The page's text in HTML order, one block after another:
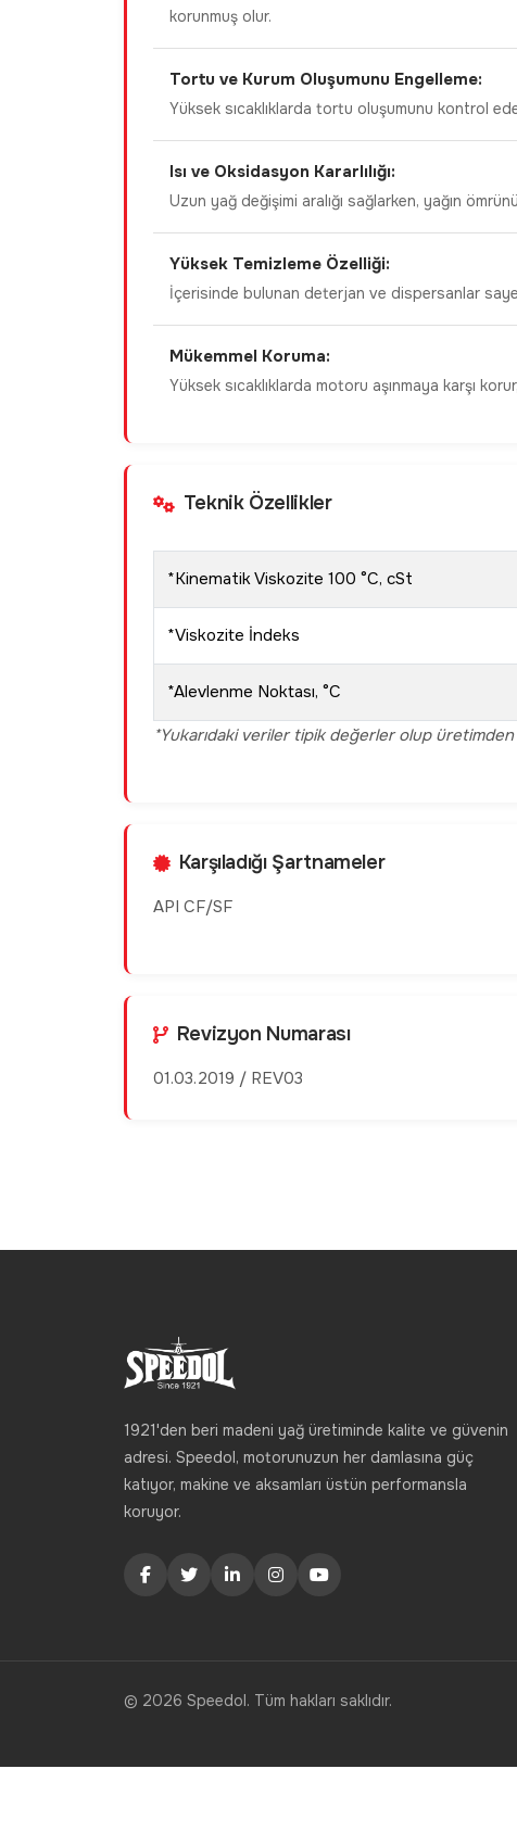
korunmuş olur.
Tortu ve Kurum Oluşumunu Engelleme:
Yüksek sıcaklıklarda tortu oluşumunu kontrol
Isı ve Oksidasyon Kararlılığı:
Uzun yağ değişimi aralığı sağlarken, yağın
Yüksek Temizleme Özelliği:
İçerisinde bulunan deterjan ve dispersanlar
Mükemmel Koruma:
Yüksek sıcaklıklarda motoru aşınmaya karşı
Teknik Özellikler
*Kinematik Viskozite 100 °C, cSt
*Viskozite İndeks
*Alevlenme Noktası, °C
*Yukarıdaki veriler tipik değerler olup
Karşıladığı Şartnameler
API CF/SF
Revizyon Numarası
01.03.2019 / REV03
1921'den beri madeni yağ üretiminde kalite ve güvenin
adresi. Speedol, motorunuzun her damlasına güç
katıyor, makine ve aksamları üstün performansla
koruyor.
© 2026 Speedol. Tüm hakları saklıdır.